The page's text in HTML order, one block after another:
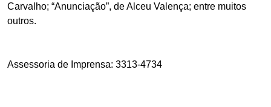
Carvalho; “Anunciação”, de Alceu Valença; entre muitos
outros.
Assessoria de Imprensa: 3313-4734